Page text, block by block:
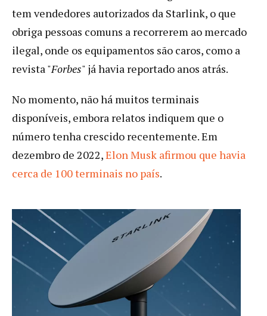
tem vendedores autorizados da Starlink, o que
obriga pessoas comuns a recorrerem ao mercado
ilegal, onde os equipamentos são caros, como a
revista "Forbes" já havia reportado anos atrás.
No momento, não há muitos terminais
disponíveis, embora relatos indiquem que o
número tenha crescido recentemente. Em
dezembro de 2022,Elon Musk afirmou que havia
cerca de 100 terminais no país.